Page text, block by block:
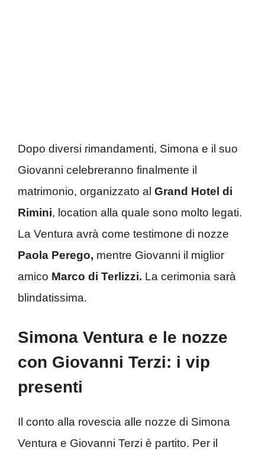
Dopo diversi rimandamenti, Simona e il suo
Giovanni celebreranno finalmente il
matrimonio, organizzato al Grand Hotel di
Rimini, location alla quale sono molto legati.
La Ventura avrà come testimone di nozze
Paola Perego, mentre Giovanni il miglior
amico Marco di Terlizzi. La cerimonia sarà
blindatissima.
Simona Ventura e le nozze
con Giovanni Terzi: i vip
presenti
Il conto alla rovescia alle nozze di Simona
Ventura e Giovanni Terzi è partito. Per il